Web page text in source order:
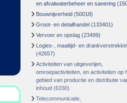
en afvalwaterbeheer en sanering
Bouwnijverheid (50018)
Groot- en detailhandel (133401)
Vervoer en opslag (23499)
Logies-, maaltijd- en
(42657)
Activiteiten van uitgeverijen,
omroepactiviteiten, en activiteiten op
gebied van productie en distributie
inhoud (6330)
Telecommunicatie,